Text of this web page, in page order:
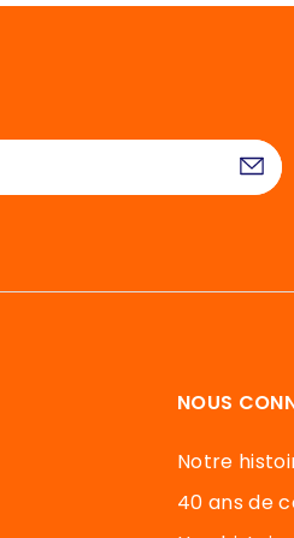
NOUS
Notre
40 ans de